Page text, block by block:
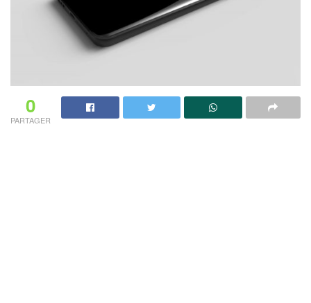
0
PARTAGER